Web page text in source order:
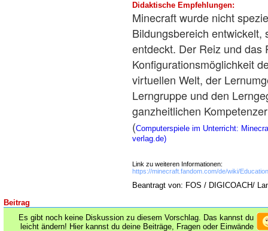
Didaktische Empfehlungen:
Minecraft wurde nicht
Bildungsbereich entwickelt,
entdeckt. Der Reiz und das
Konfigurationsmöglichkeit
virtuellen Welt, der
Lerngruppe und den
ganzheitlichen
(Computerspiele im Unterricht:
verlag.de)
Link zu weiteren Informationen:
https://minecraft.fandom.com/de/wiki/
Beantragt von: FOS / DIGICOACH/
Beitrag
Es gibt noch keine Diskussion zu diesem Vorschlag. Das kannst du
leicht ändern! Hier kannst du deine Beiträge, Fragen oder Einwände